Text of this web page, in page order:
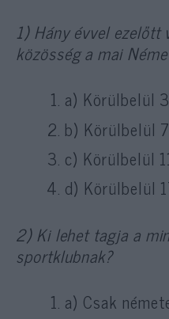
1) Hány évvel
közösség a mai
a) Körülbelül
b) Körülbelül
c) Körülbelül
d) Körülbelül
2) Ki lehet tagja a
sportklubnak?
a) Csak